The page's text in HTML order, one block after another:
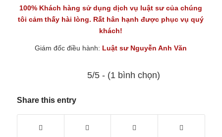
100% Khách hàng sử dụngdịch vụ luật sưcủa chúng
tôi cảm thấy hài lòng. Rất hân hạnh được phục vụ quý
khách!
Giám đốc điều hành: Luật sư Nguyễn Anh Văn
5/5 - (1 bình chọn)
Share this entry